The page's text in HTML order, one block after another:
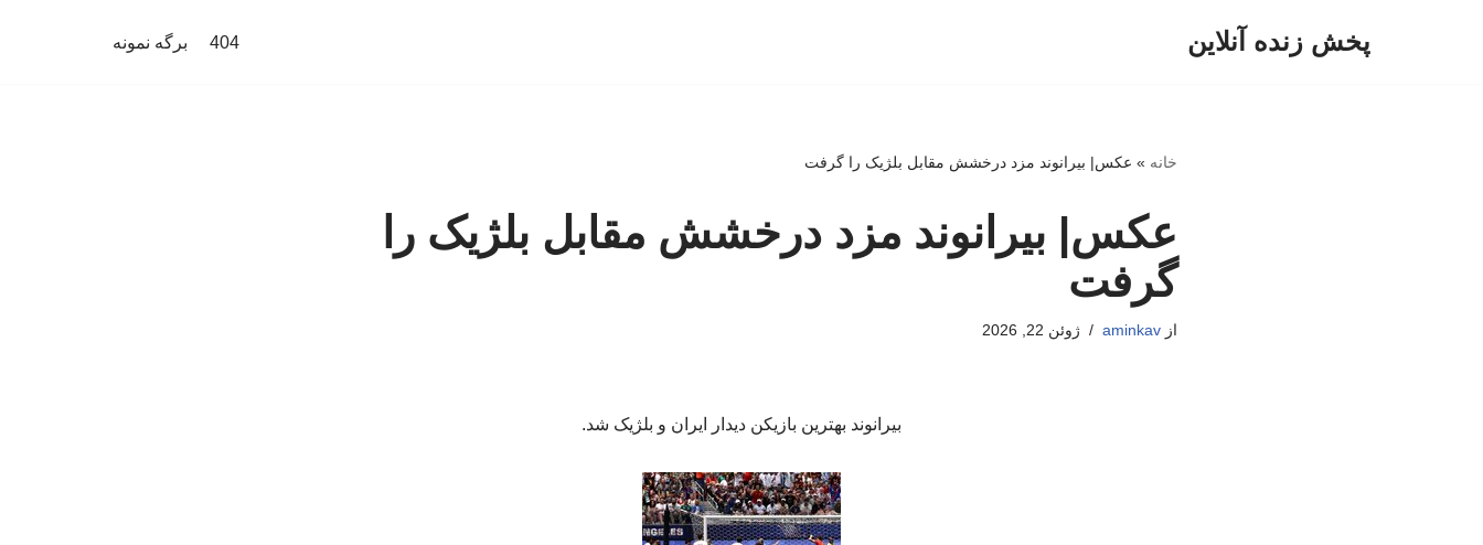
پخش زنده آنلاین 404 برگه نمونه
خانه » عکس| بیرانوند مزد درخشش مقابل بلژیک را گرفت
عکس| بیرانوند مزد درخشش مقابل بلژیک را
گرفت
ازaminkav ژوئن 22, 2026
بیرانوند بهترین بازیکن دیدار ایران و بلژیک شد.